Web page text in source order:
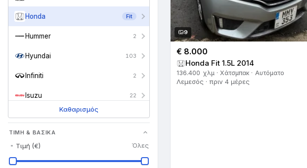
Honda Fit
Hummer 2
Hyundai 103
Infiniti 2
Isuzu 22
Jaguar
Καθαρισμός
ΤΙΜΉ & ΒΑΣΙΚΆ
Τιμή (€) Όλες
9
€ 8.000
Honda Fit 1.5L 2014
136.400 χλμ · Χάτσμπακ · Αυτόματο
Λεμεσός · πριν 4 μέρες